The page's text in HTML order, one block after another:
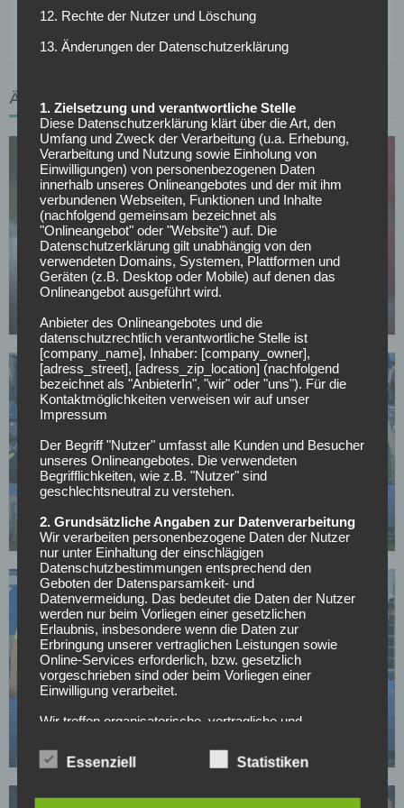
können.
ÄHNLICHE ARTIKEL
SONSTIGES
All or Nothing: Hearts & Schwolow greifen nach
der Krone
15.05.2026
HERTHA BSC
„Bei Hertha ist Ende“: Spieler verkündet
04.05.2026
HERTHA BSC
ich jetzt hier sage“
03.05.2026
12. Rechte der Nutzer und Löschung
13. Änderungen der Datenschutzerklärung
1. Zielsetzung und verantwortliche Stelle
Diese Datenschutzerklärung klärt über die Art, den
Umfang und Zweck der Verarbeitung (u.a. Erhebung,
Verarbeitung und Nutzung sowie Einholung von
Einwilligungen) von personenbezogenen Daten
innerhalb unseres Onlineangebotes und der mit ihm
verbundenen Webseiten, Funktionen und Inhalte
(nachfolgend gemeinsam bezeichnet als
"Onlineangebot" oder "Website") auf. Die
Datenschutzerklärung gilt unabhängig von den
verwendeten Domains, Systemen, Plattformen und
Geräten (z.B. Desktop oder Mobile) auf denen das
Onlineangebot ausgeführt wird.
Anbieter des Onlineangebotes und die
datenschutzrechtlich verantwortliche Stelle ist
[company_name], Inhaber: [company_owner],
[adress_street], [adress_zip_location] (nachfolgend
bezeichnet als "AnbieterIn", "wir" oder "uns"). Für die
Kontaktmöglichkeiten verweisen wir auf unser
Impressum
Der Begriff "Nutzer" umfasst alle Kunden und Besucher
unseres Onlineangebotes. Die verwendeten
Begrifflichkeiten, wie z.B. "Nutzer" sind
geschlechtsneutral zu verstehen.
2. Grundsätzliche Angaben zur Datenverarbeitung
Wir verarbeiten personenbezogene Daten der Nutzer
nur unter Einhaltung der einschlägigen
Datenschutzbestimmungen entsprechend den
Geboten der Datensparsamkeit- und
Datenvermeidung. Das bedeutet die Daten der Nutzer
werden nur beim Vorliegen einer gesetzlichen
Erlaubnis, insbesondere wenn die Daten zur
Erbringung unserer vertraglichen Leistungen sowie
Online-Services erforderlich, bzw. gesetzlich
vorgeschrieben sind oder beim Vorliegen einer
Einwilligung verarbeitet.
Wir treffen organisatorische, vertragliche und
Stand der Technik, um sicher zu stellen, dass die
Vorschriften der Datenschutzgesetze eingehalten
Daten gegen zufällige oder vorsätzliche
Essenziell Statistiken